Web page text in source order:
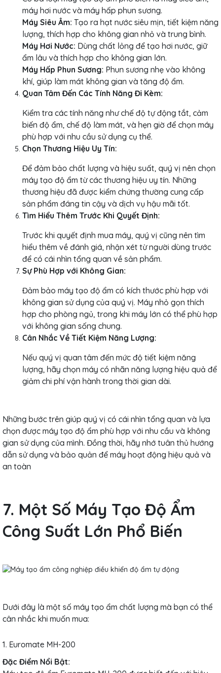
máy hơi nước và máy hấp phun sương.
Máy Siêu Âm: Tạo ra hạt nước siêu mịn, tiết kiệm năng
lượng, thích hợp cho không gian nhỏ và trung bình.
Máy Hơi Nước: Dùng chất lỏng để tạo hơi nước, giữ
ẩm lâu và thích hợp cho không gian lớn.
Máy Hấp Phun Sương: Phun sương nhẹ vào không
khí, giúp làm mát không gian và tăng độ ẩm.
Quan Tâm Đến Các Tính Năng Đi Kèm:
Kiểm tra các tính năng như chế độ tự động tắt, cảm
biến độ ẩm, chế độ làm mát, và hẹn giờ để chọn máy
phù hợp với nhu cầu sử dụng cụ thể.
Chọn Thương Hiệu Uy Tín:
Để đảm bảo chất lượng và hiệu suất, quý vị nên chọn
máy tạo độ ẩm từ các thương hiệu uy tín. Những
thương hiệu đã được kiểm chứng thường cung cấp
sản phẩm đáng tin cậy và dịch vụ hậu mãi tốt.
Tìm Hiểu Thêm Trước Khi Quyết Định:
Trước khi quyết định mua máy, quý vị cũng nên tìm
hiểu thêm về đánh giá, nhận xét từ người dùng trước
để có cái nhìn tổng quan về sản phẩm.
Sự Phù Hợp với Không Gian:
Đảm bảo máy tạo độ ẩm có kích thước phù hợp với
không gian sử dụng của quý vị. Máy nhỏ gọn thích
hợp cho phòng ngủ, trong khi máy lớn có thể phù hợp
với không gian sống chung.
Cân Nhắc Về Tiết Kiệm Năng Lượng:
Nếu quý vị quan tâm đến mức độ tiết kiệm năng
lượng, hãy chọn máy có nhãn năng lượng hiệu quả để
giảm chi phí vận hành trong thời gian dài.
Những bước trên giúp quý vị có cái nhìn tổng quan và lựa
chọn được máy tạo độ ẩm phù hợp với nhu cầu và không
gian sử dụng của mình. Đồng thời, hãy nhớ tuân thủ hướng
dẫn sử dụng và bảo quản để máy hoạt động hiệu quả và
an toàn
7. Một Số Máy Tạo Độ Ẩm
Công Suất Lớn Phổ Biến
Dưới đây là một số máy tạo ẩm chất lượng mà bạn có thể
cân nhắc khi muốn mua:
1. Euromate MH-200
Đặc Điểm Nổi Bật: